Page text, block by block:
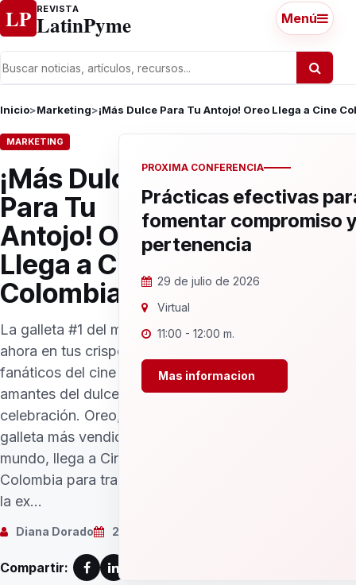
Ir al contenido
LP REVISTA
LatinPyme Menú
Inicio>Marketing>¡Más Dulce Para Tu Antojo! Oreo Llega a Cine
MARKETING
¡Más Dulce
Para Tu
Antojo! Oreo
Llega a Cine
Colombia
La galleta #1 del mundo
ahora en tus crispetas Los
fanáticos del cine y los
amantes del dulce están de
celebración. Oreo, la
galleta más vendida del
mundo, llega a Cine
Colombia para transformar
la ex...
Diana Dorado 20/03/2025
Compartir:
PROXIMA CONFERENCIA
Prácticas efectivas
fomentar compromiso y
pertenencia
29 de julio de 2026
Virtual
11:00 - 12:00 m.
Mas informacion